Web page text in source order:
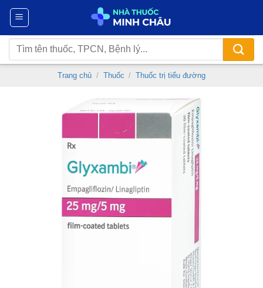
Chuyển
nội
dung
Tìm
kiếm:
Trang chủ / Thuốc / Thuốc trị tiểu đường